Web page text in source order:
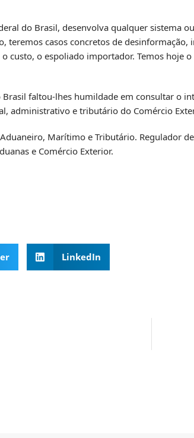
do Brasil, desenvolva qualquer sistema
teremos casos concretos de
custo, o espoliado importador. Temos hoje
faltou-lhes humildade em consultar o
administrativo e tributário do Comércio
Marítimo e Tributário. Regulador
e Comércio Exterior.
LinkedIn